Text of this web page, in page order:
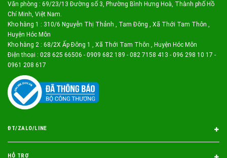
Văn phòng : 69/23/13 Đường số 3, Phường Bình Hưng Hoà, Thành phố Hồ
Chí Minh, Việt Nam.
Kho hàng 1 : 310/6 Nguyễn Thị Thảnh , Tam Đông , Xã Thới Tam Thôn ,
Huyện Hóc Môn
Kho hàng 2 : 68/2X Ấp Đông 1 , Xã Thới Tam Thôn , Huyện Hóc Môn
Điện thoại : 028 625 66506 - 0909 682 189 - 082 7158 413 - 096 298 10 17 -
0961 208 617
ĐT/ZALO/LINE
HỖ TRỢ